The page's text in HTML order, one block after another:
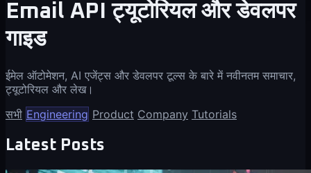
Email API ट्यूटोरियल और डेवलपर
गाइड
ईमेल ऑटोमेशन, AI एजेंट्स और डेवलपर टूल्स के बारे में नवीनतम समाचार,
ट्यूटोरियल और लेख।
सभी Engineering Product Company Tutorials
Latest Posts